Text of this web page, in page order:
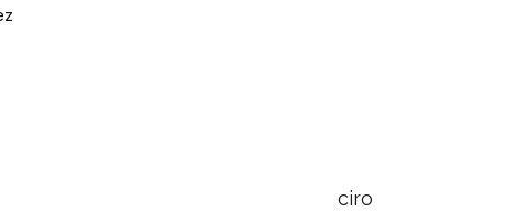
ciro